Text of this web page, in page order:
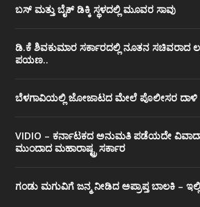
ಬಸ್ ಮತ್ತು ಬೈಕ್ ಡಿಕ್ಕಿ ಸ್ಥಳದಲ್ಲಿ ಮೂವರ ಸಾವು
ಡಿ.ಕೆ ಶಿವಕುಮಾರ ಸರ್ಕಾರದಲ್ಲಿ ನೂತನ ಸಚಿವರಾದ
ಪಯಣ..
ಬೆಳಗಾವಿಯಲ್ಲಿ ಜೋಜಾಟದ ಮೇಲೆ ಪೊಲೀಸರ ದಾಳಿ
VIDIO – ಕರ್ನಾಟಕದ ಅನುಮತಿ ಪಡೆಯದೇ
ಮುಂದಾದ ಮಹಾರಾಷ್ಟ್ರ ಸರ್ಕಾರ
ಗಂಡು ಮಗುವಿಗೆ ಜನ್ಮ ನೀಡಿದ ಅಪ್ರಾಪ್ತ ಬಾಲಕಿ –